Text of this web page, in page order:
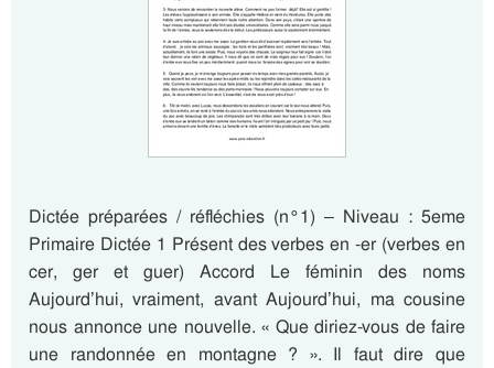
Dictée préparées / réfléchies (n°1) – Niveau : 5eme
Primaire Dictée 1 Présent des verbes en -er (verbes en
cer, ger et guer) Accord Le féminin des noms
Aujourd’hui, vraiment, avant Aujourd’hui, ma cousine
nous annonce une nouvelle. « Que diriez-vous de faire
une randonnée en montagne ? ». Il faut dire que